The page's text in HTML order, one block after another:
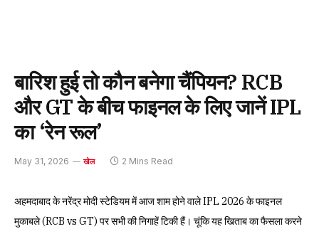
बारिश हुई तो कौन बनेगा चैंपियन? RCB
और GT के बीच फाइनल के लिए जानें IPL
का ‘रेन रूल’
May 31, 2026 खेल 2 Mins Read
अहमदाबाद के नरेंद्र मोदी स्टेडियम में आज शाम होने वाले IPL 2026 के फाइनल
मुकाबले (RCB vs GT) पर सभी की निगाहें टिकी हैं। चूंकि यह खिताब का फैसला करने